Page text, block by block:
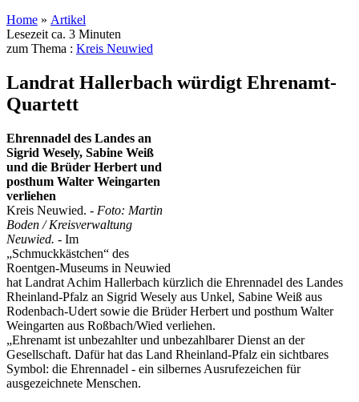
Home » Artikel
Lesezeit ca. 3 Minuten
zum Thema : Kreis Neuwied
Landrat Hallerbach würdigt Ehrenamt-
Quartett
Ehrennadel des Landes an
Sigrid Wesely, Sabine Weiß
und die Brüder Herbert und
posthum Walter Weingarten
verliehen
Kreis Neuwied. - Foto: Martin
Boden / Kreisverwaltung
Neuwied. - Im
„Schmuckkästchen“ des
Roentgen-Museums in Neuwied
hat Landrat Achim Hallerbach kürzlich die Ehrennadel des Landes
Rheinland-Pfalz an Sigrid Wesely aus Unkel, Sabine Weiß aus
Rodenbach-Udert sowie die Brüder Herbert und posthum Walter
Weingarten aus Roßbach/Wied verliehen.
„Ehrenamt ist unbezahlter und unbezahlbarer Dienst an der
Gesellschaft. Dafür hat das Land Rheinland-Pfalz ein sichtbares
Symbol: die Ehrennadel - ein silbernes Ausrufezeichen für
ausgezeichnete Menschen.